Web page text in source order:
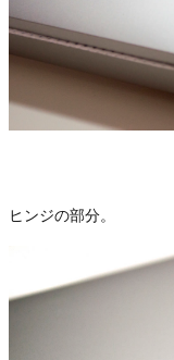
ヒンジの部分。